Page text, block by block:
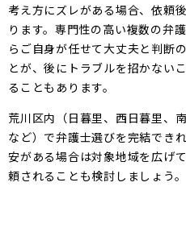
考え方にズレがある場合、依頼
ります。専門性の高い複数の弁
らご自身が任せて大丈夫と判断
とが、後にトラブルを招かない
ることもあります。
荒川区内（日暮里、西日暮里、
など）で弁護士選びを完結でき
安がある場合は対象地域を広げ
頼されることも検討しましょう。